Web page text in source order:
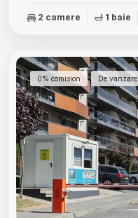
2 camere 1 baie
0% comision De vanzare